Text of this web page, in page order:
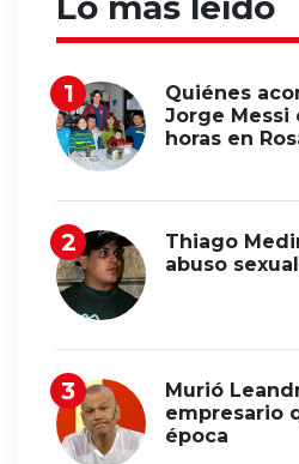
Quiénes
Jorge Messi
horas en
Thiago
abuso
Murió
empresario
época